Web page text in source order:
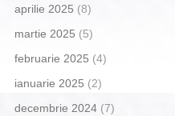
aprilie 2025 (8)
martie 2025 (5)
februarie 2025 (4)
ianuarie 2025 (2)
decembrie 2024(7)